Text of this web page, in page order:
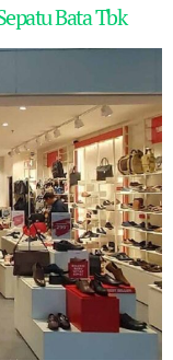
Bata Tbk